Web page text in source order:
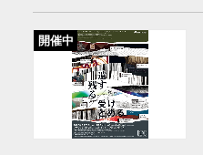
開催中